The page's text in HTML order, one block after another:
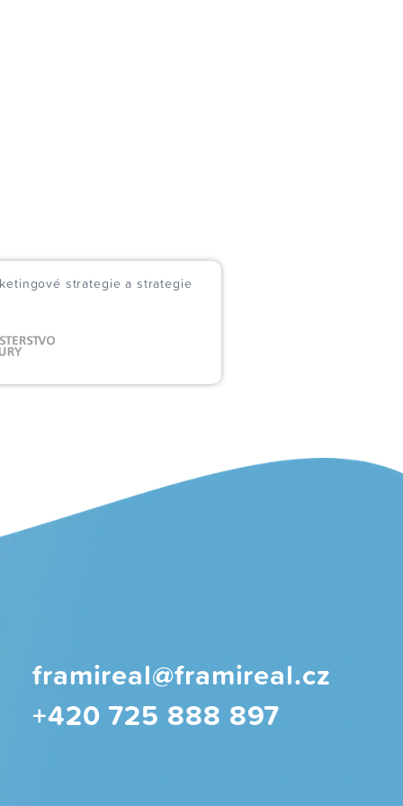
strategie a strategie
framireal@framireal.cz
+420 725 888 897